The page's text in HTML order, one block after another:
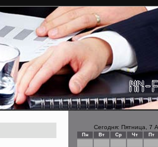
Сегодня: Пятница, 7
Пн Вт Ср Чт Пт